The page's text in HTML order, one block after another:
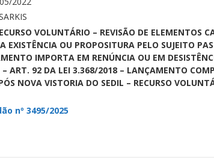
VOLUNTÁRIO – REVISÃO DE ELEMENTOS
EXISTÊNCIA OU PROPOSITURA PELO SUJEITO
IMPORTA EM RENÚNCIA OU EM
ART. 92 DA LEI 3.368/2018 – LANÇAMENTO
NOVA VISTORIA DO SEDIL – RECURSO
nº 3495/2025